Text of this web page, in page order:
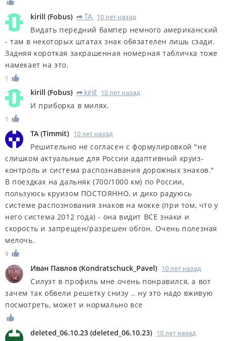
kirill (Fobus) R ТА 10 лет назад
Видать передний бампер немного американский
- там в некоторых штатах знак обязателен лишь сзади.
Задняя короткая закрашенная номерная табличка тоже
намекает на это.
1
kirill (Fobus) R kirill 10 лет назад
И приборка в милях.
1
ТА (Timmit) 10 лет назад
Решительно не согласен с формулировкой "не
слишком актуальные для России адаптивный круиз-
контроль и система распознавания дорожных знаков."
В поездках на дальняк (700/1000 км) по России,
пользуюсь круизом ПОСТОЯННО, и дико радуюсь
системе распознования знаков на мокке (при том, что у
него система 2012 года) - она видит ВСЕ знаки и
скорость и запрещен/разрешен обгон. Очень полезная
мелочь.
9
Иван Павлов (Kondratschuck_Pavel) 10 лет назад
Силуэт в профиль мне очень понравился, а вот
зачем так обвели решетку снизу .. ну это надо вживую
посмотреть, может и нормально все
deleted_06.10.23 (deleted_06.10.23) 10 лет назад